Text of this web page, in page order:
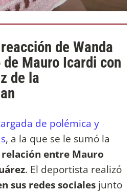
de Wanda
Mauro Icardi con
de la
de polémica y
, a la que se le sumó la
relación entre Mauro
. El deportista realizó
sus redes sociales junto